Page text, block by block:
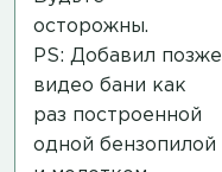
осторожны.
PS: Добавил позже
видео бани как
раз построенной
одной бензопилой